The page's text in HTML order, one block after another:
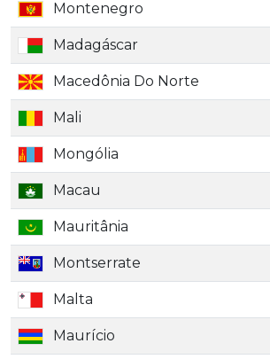
Montenegro
Madagáscar
Macedônia Do Norte
Mali
Mongólia
Macau
Mauritânia
Montserrate
Malta
Maurício